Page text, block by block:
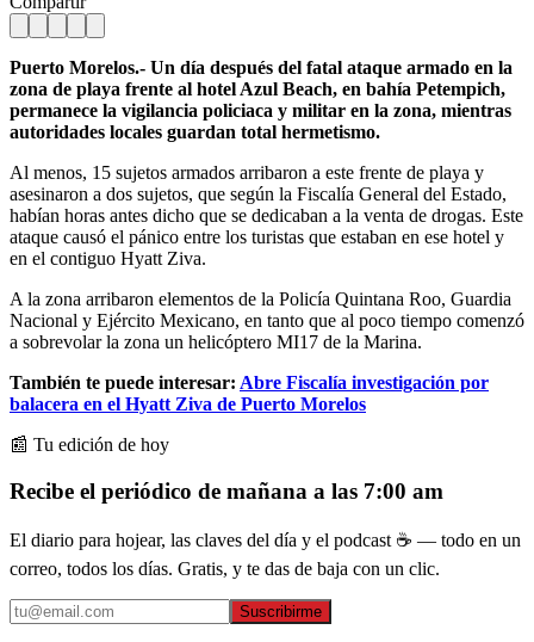
Puerto Morelos.- Un día después del fatal ataque armado en la
zona de playa frente al hotel Azul Beach, en bahía Petempich,
permanece la vigilancia policiaca y militar en la zona, mientras
autoridades locales guardan total hermetismo.
Al menos, 15 sujetos armados arribaron a este frente de playa y
asesinaron a dos sujetos, que según la Fiscalía General del Estado,
habían horas antes dicho que se dedicaban a la venta de drogas. Este
ataque causó el pánico entre los turistas que estaban en ese hotel y
en el contiguo Hyatt Ziva.
A la zona arribaron elementos de la Policía Quintana Roo, Guardia
Nacional y Ejército Mexicano, en tanto que al poco tiempo comenzó
a sobrevolar la zona un helicóptero MI17 de la Marina.
También te puede interesar: Abre Fiscalía investigación por
balacera en el Hyatt Ziva de Puerto Morelos
📰 Tu edición de hoy
Recibe el periódico de mañana a las 7:00 am
El diario para hojear, las claves del día y el podcast ☕ — todo en un
correo, todos los días. Gratis, y te das de baja con un clic.
Suscribirme